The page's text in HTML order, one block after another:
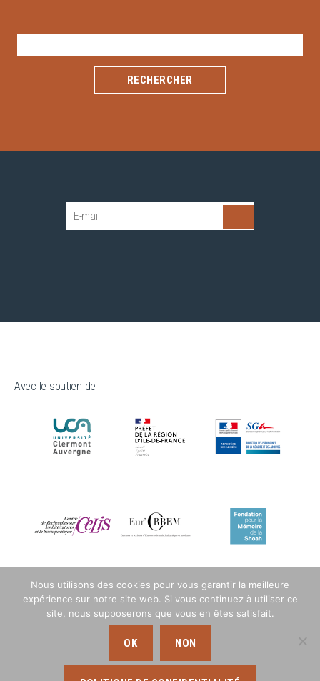
Avec le soutien de
Nous utilisons des cookies pour vous garantir la meilleure
expérience sur notre site web. Si vous continuez à utiliser ce
site, nous supposerons que vous en êtes satisfait.
OK NON